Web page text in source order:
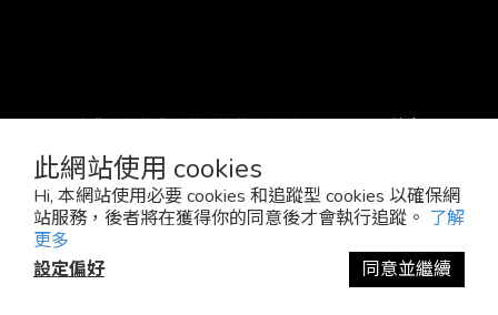
此網站使用 cookies
Hi, 本網站使用必要 cookies 和追蹤型 cookies 以確保網
站服務，後者將在獲得你的同意後才會執行追蹤。 了解
更多
設定偏好
同意並繼續
寄貨及退換貨政策|條款及細則| 2021 © 露營家